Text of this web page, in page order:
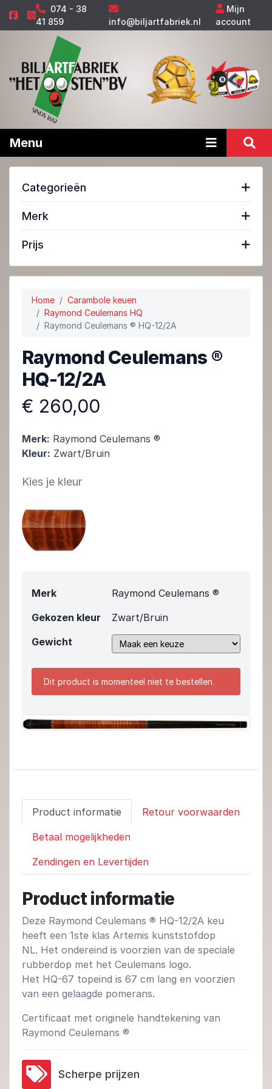
074 - 38
41 859
info@biljartfabriek.nl
Mijn
account
Menu
Categorieën
Merk
Prijs
Home
Carambole keuen
Raymond Ceulemans HQ
Raymond Ceulemans ® HQ-12/2A
Raymond Ceulemans ®
HQ-12/2A
€ 260,00
Merk: Raymond Ceulemans ®
Kleur: Zwart/Bruin
Kies je kleur
Merk
Raymond Ceulemans ®
Gekozen kleur
Zwart/Bruin
Gewicht
Dit product is momenteel niet te bestellen.
Product informatie Retour voorwaarden
Betaal mogelijkheden
Zendingen en Levertijden
Product informatie
Deze Raymond Ceulemans ® HQ-12/2A keu
heeft een 1ste klas Artemis kunststofdop
NL. Het ondereind is voorzien van de speciale
rubberdop met het Ceulemans logo.
Het HQ-67 topeind is 67 cm lang en voorzien
van een gelaagde pomerans.
Certificaat met originele handtekening van
Raymond Ceulemans ®
Scherpe prijzen